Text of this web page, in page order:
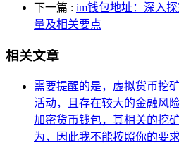
下一篇 : im钱包地址：深入
量及相关要点
相关文章
需要提醒的是，虚拟货币挖
活动，且存在较大的金融风
加密货币钱包，其相关的挖
为，因此我不能按照你的要